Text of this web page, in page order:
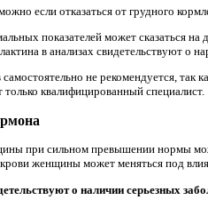
если отказаться от грудного
показателей может сказаться на
в анализах свидетельствуют о
самостоятельно не рекомендуется,
квалифицированный специалист.
при сильном превышении нормы
женщины может меняться под
о наличии серьезных